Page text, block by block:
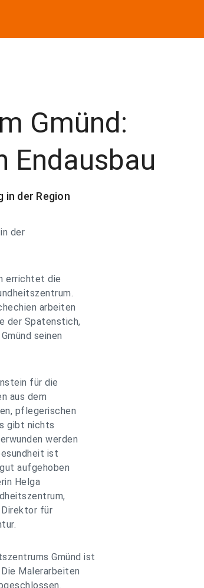
Gmünd:
Endausbau
in der Region
der
errichtet die
arbeiten
der Spatenstich,
seinen
für die
aus dem
pflegerischen
gibt nichts
werden
ist
aufgehoben
Helga
Direktor für
Gmünd ist
Malerarbeiten